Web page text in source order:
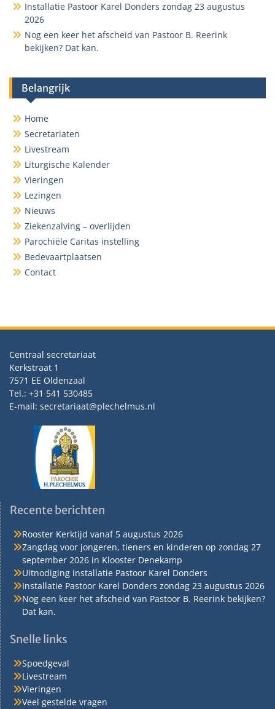
Installatie Pastoor Karel Donders zondag 23 augustus
2026
Nog een keer het afscheid van Pastoor B. Reerink
bekijken? Dat kan.
Belangrijk
Home
Secretariaten
Livestream
Liturgische Kalender
Vieringen
Lezingen
Nieuws
Ziekenzalving – overlijden
Parochiële Caritas instelling
Bedevaartplaatsen
Contact
Centraal secretariaat
Kerkstraat 1
7571 EE Oldenzaal
Tel.: +31 541 530485
E-mail: secretariaat@plechelmus.nl
Recente berichten
Rooster Kerktijd vanaf 5 augustus 2026
Zangdag voor jongeren, tieners en kinderen op zondag 27
september 2026 in Klooster Denekamp
Uitnodiging installatie Pastoor Karel Donders
Installatie Pastoor Karel Donders zondag 23 augustus 2026
Nog een keer het afscheid van Pastoor B. Reerink bekijken?
Dat kan.
Snelle links
Spoedgeval
Livestream
Vieringen
Veel gestelde vragen